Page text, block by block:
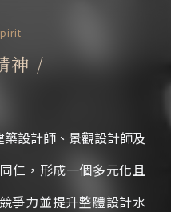
神 /
設計師、景觀設計師及
仁，形成一個多元化且
爭力並提升整體設計水